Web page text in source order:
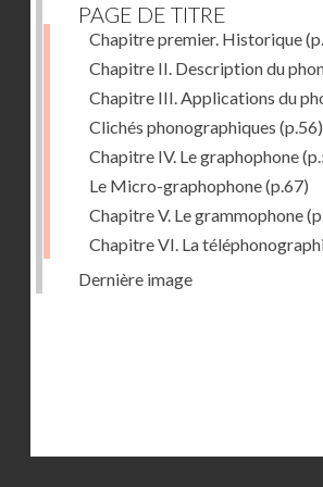
PAGE DE TITRE
Chapitre premier. Historique
Chapitre II. Description du
Chapitre III. Applications du
Clichés phonographiques (p.56)
Chapitre IV. Le graphophone
Le Micro-graphophone(p.67)
Chapitre V. Le grammophone
Chapitre VI. La
Dernière image